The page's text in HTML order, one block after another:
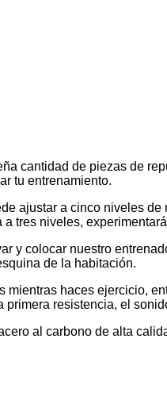
cantidad de piezas de
tu entrenamiento.
ajustar a cinco niveles
tres niveles,
y colocar nuestro
de la habitación.
haces ejercicio,
resistencia, el
al carbono de alta